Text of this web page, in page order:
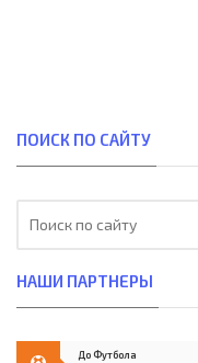
ПОИСК ПО САЙТУ
НАШИ ПАРТНЕРЫ
До Футбола